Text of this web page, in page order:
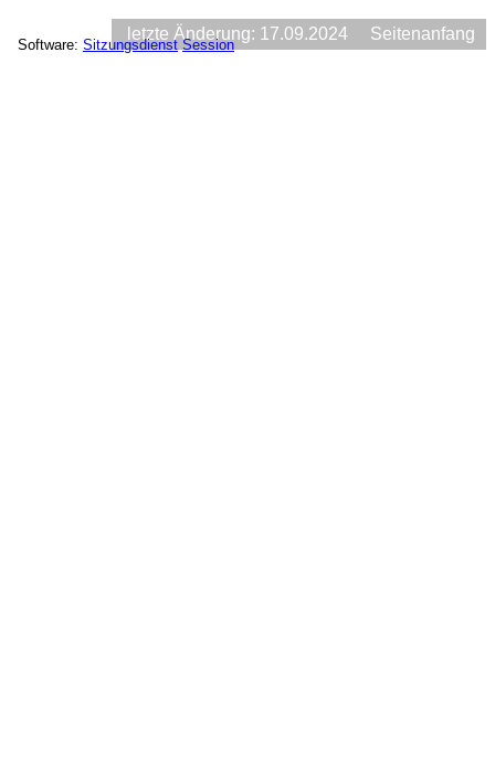
letzte Änderung: 17.09.2024 Seitenanfang
Software: Sitzungsdienst Session